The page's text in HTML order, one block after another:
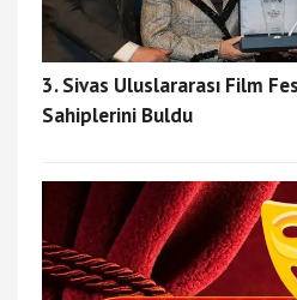
3. Sivas Uluslararası Film
Sahiplerini Buldu